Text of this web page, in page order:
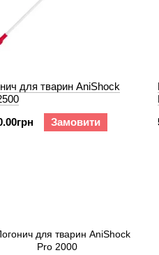
для тварин AniShock
Замовити